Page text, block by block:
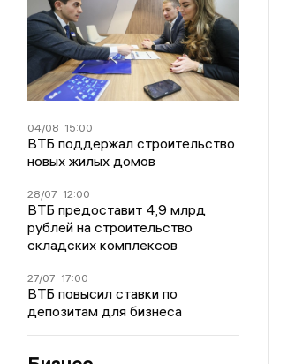
04/08 15:00
ВТБ поддержал строительство
новых жилых домов
28/07 12:00
ВТБ предоставит 4,9 млрд
рублей на строительство
складских комплексов
27/07 17:00
ВТБ повысил ставки по
депозитам для бизнеса